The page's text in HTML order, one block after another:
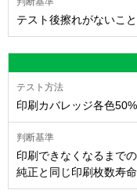
テスト後擦れがないこと
印刷カバレッジ各色
印刷できなくなるまで
純正と同じ印刷枚数寿命